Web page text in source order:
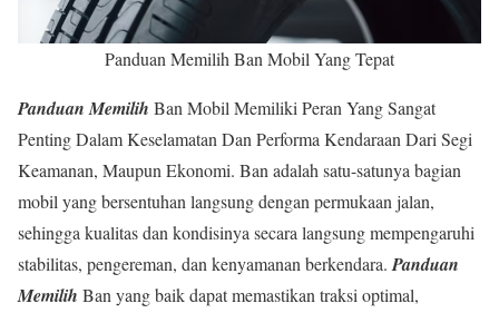
Panduan Memilih Ban Mobil Yang Tepat
Panduan Memilih Ban Mobil Memiliki Peran Yang Sangat
Penting Dalam Keselamatan Dan Performa Kendaraan Dari Segi
Keamanan, Maupun Ekonomi. Ban adalah satu-satunya bagian
mobil yang bersentuhan langsung dengan permukaan jalan,
sehingga kualitas dan kondisinya secara langsung mempengaruhi
stabilitas, pengereman, dan kenyamanan berkendara. Panduan
Memilih Ban yang baik dapat memastikan traksi optimal,